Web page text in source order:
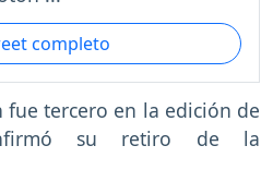
completo
tercero en la edición de
su retiro de la